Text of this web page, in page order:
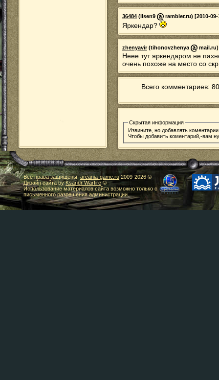
36484 (ilsen9 rambler.ru) [2010-
Яркендар?
zhenyavir(tihonovzhenya mail.ru)
Неее тут яркендаром не
очень похоже на место со
Всего комментариев:
Скрытая информация
Извините, но добавлять
Чтобы добавить коментарий,-вам
Все права защищены,arcania-game.ru2009-2026 ©
Дизайн сайта byKsandr Warfire©
Использование материалов сайта возможно только с
письменного разрешения администрации.